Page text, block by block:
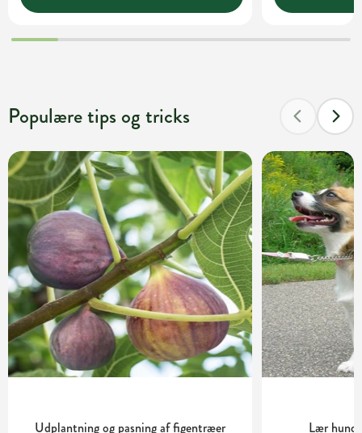
Populære tips og tricks
Udplantning og pasning af figentræer Lær